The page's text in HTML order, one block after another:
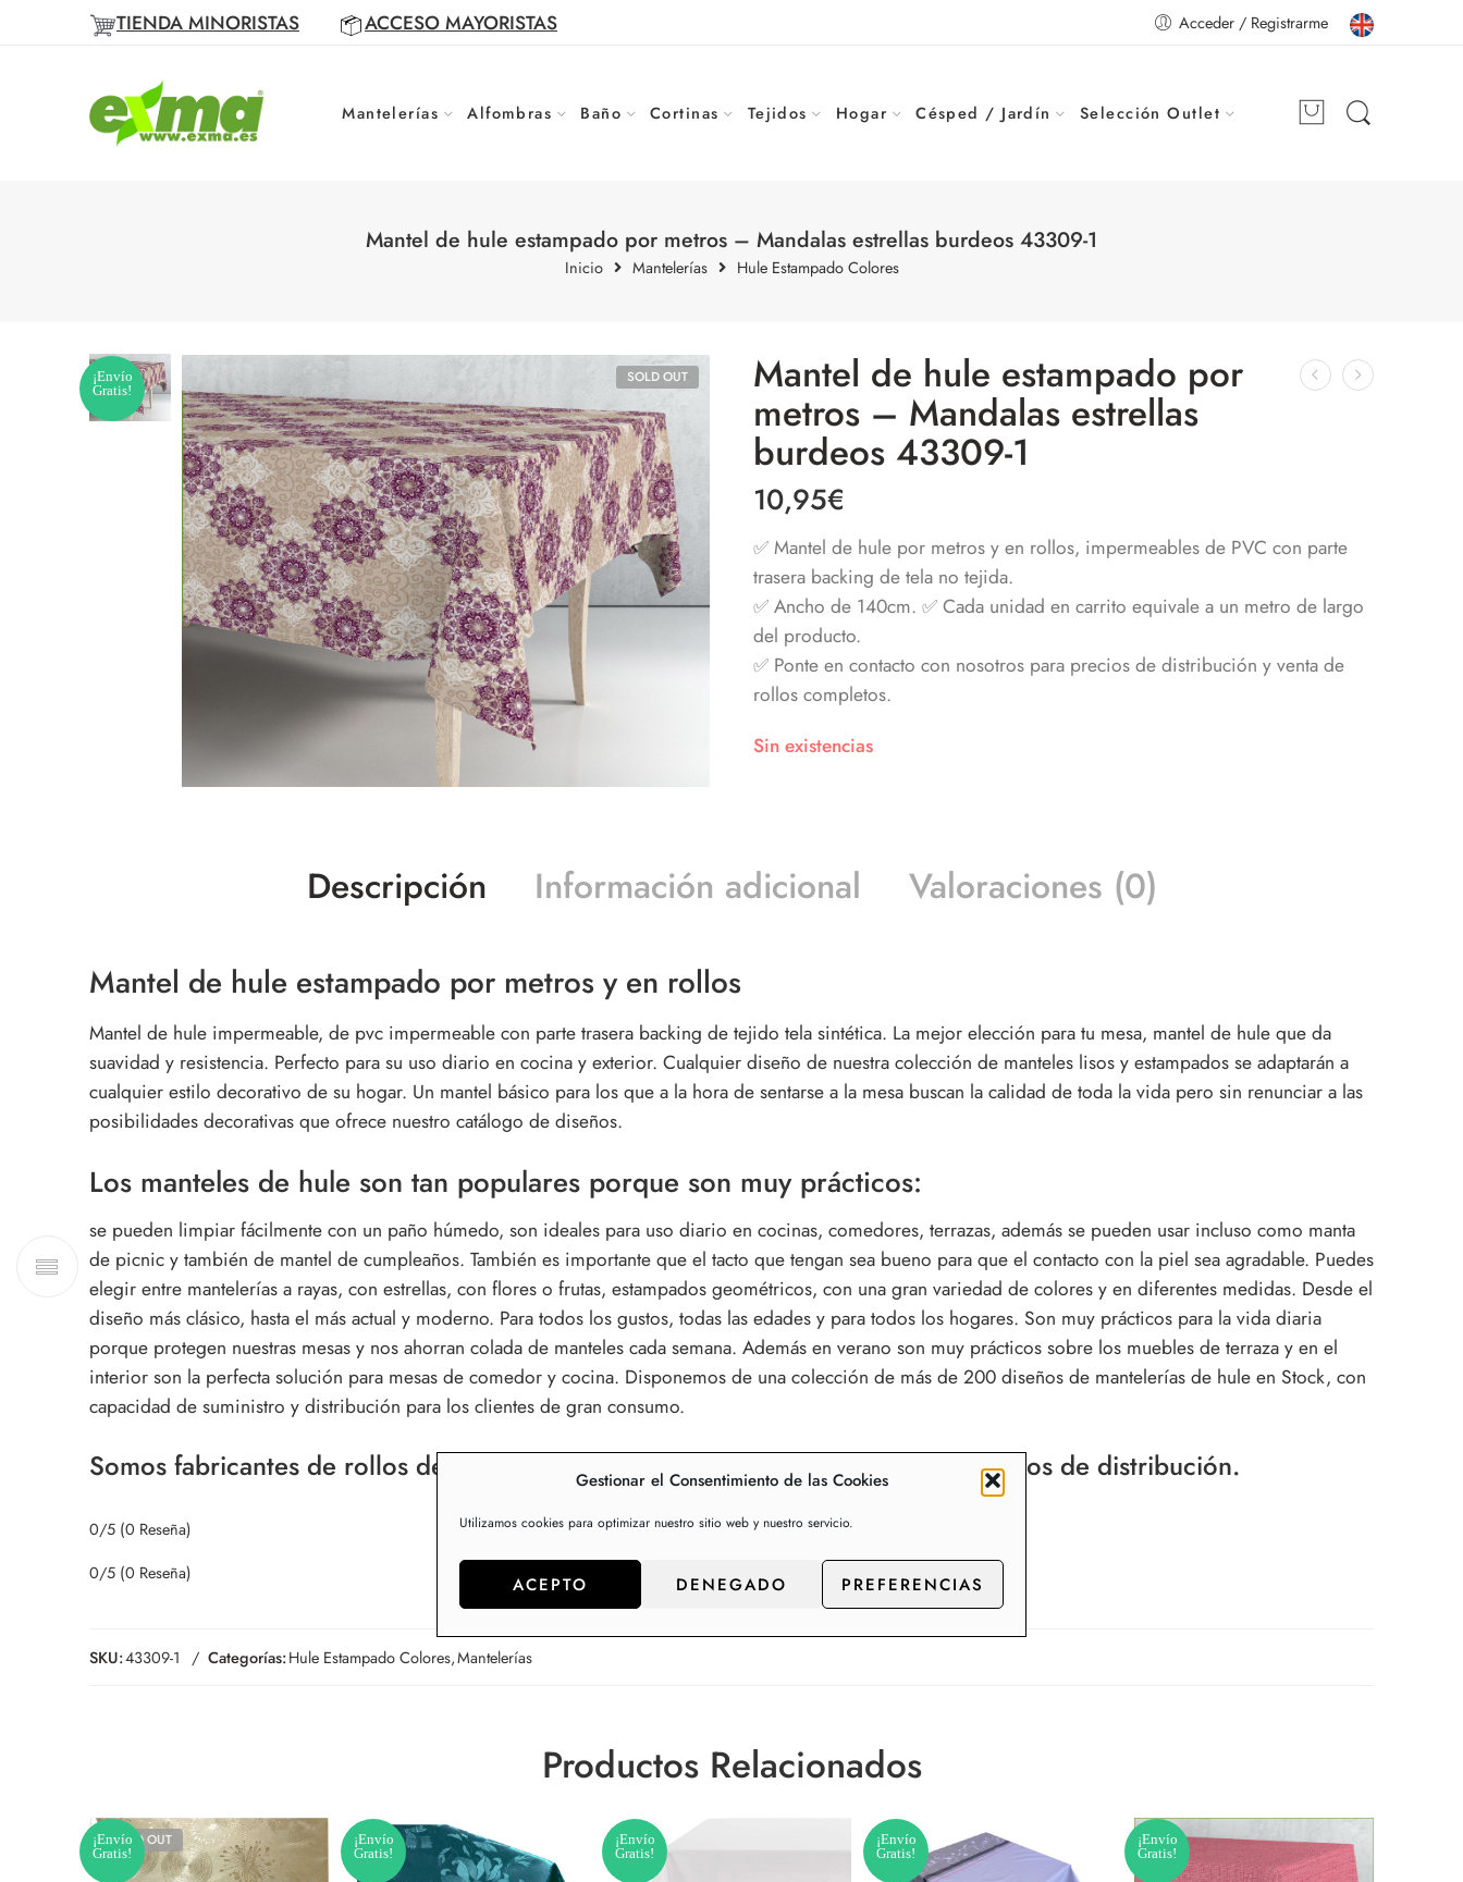
Gestionar el Consentimiento de las Cookies
Utilizamos cookies para optimizar nuestro sitio web y nuestro servicio.
ACEPTO DENEGADO PREFERENCIAS
TIENDA MINORISTAS ACCESO MAYORISTAS Acceder / Registrarme
Mantelerías Alfombras Baño Cortinas Tejidos Hogar Césped / Jardín Selección Outlet
Mantel de hule estampado por metros – Mandalas estrellas burdeos 43309-1
Inicio Mantelerías Hule Estampado Colores
SOLD OUT
¡Envío
Gratis!
Mantel de hule estampado por
metros – Mandalas estrellas
burdeos 43309-1
10,95€
✅ Mantel de hule por metros y en rollos, impermeables de PVC con parte
trasera backing de tela no tejida.
✅ Ancho de 140cm. ✅ Cada unidad en carrito equivale a un metro de largo
del producto.
✅ Ponte en contacto con nosotros para precios de distribución y venta de
rollos completos.
Sin existencias
Descripción Información adicional Valoraciones (0)
Mantel de hule estampado por metros y en rollos
Mantel de hule impermeable, de pvc impermeable con parte trasera backing de tejido tela sintética. La mejor elección para tu mesa, mantel de hule que da
suavidad y resistencia. Perfecto para su uso diario en cocina y exterior. Cualquier diseño de nuestra colección de manteles lisos y estampados se adaptarán a
cualquier estilo decorativo de su hogar. Un mantel básico para los que a la hora de sentarse a la mesa buscan la calidad de toda la vida pero sin renunciar a las
posibilidades decorativas que ofrece nuestro catálogo de diseños.
Los manteles de hule son tan populares porque son muy prácticos:
se pueden limpiar fácilmente con un paño húmedo, son ideales para uso diario en cocinas, comedores, terrazas, además se pueden usar incluso como manta
de picnic y también de mantel de cumpleaños. También es importante que el tacto que tengan sea bueno para que el contacto con la piel sea agradable. Puedes
elegir entre mantelerías a rayas, con estrellas, con flores o frutas, estampados geométricos, con una gran variedad de colores y en diferentes medidas. Desde el
diseño más clásico, hasta el más actual y moderno. Para todos los gustos, todas las edades y para todos los hogares. Son muy prácticos para la vida diaria
porque protegen nuestras mesas y nos ahorran colada de manteles cada semana. Además en verano son muy prácticos sobre los muebles de terraza y en el
interior son la perfecta solución para mesas de comedor y cocina. Disponemos de una colección de más de 200 diseños de mantelerías de hule en Stock, con
capacidad de suministro y distribución para los clientes de gran consumo.
Somos fabricantes de rollos de hule y manteles, contacte con nosotros para precios de distribución.
0/5 (0 Reseña)
0/5 (0 Reseña)
SKU:43309-1 Categorías:Hule Estampado Colores,Mantelerías
Productos Relacionados
¡Envío
Gratis!
SOLD OUT
¡Envío
Gratis!
¡Envío
Gratis!
¡Envío
Gratis!
¡Envío
Gratis!